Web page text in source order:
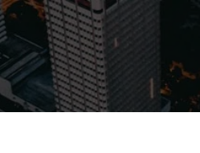
Críticas Breve Nos Cinemas